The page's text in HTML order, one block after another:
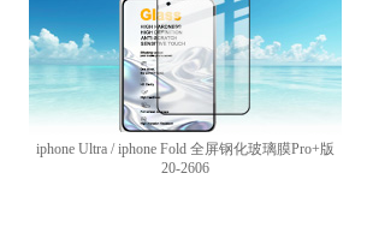
iphone Ultra / iphone Fold 全屏钢化玻璃膜Pro+版
20-2606